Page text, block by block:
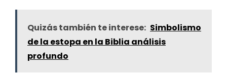
Quizás también te interese: Simbolismo
de la estopa en la Biblia análisis
profundo